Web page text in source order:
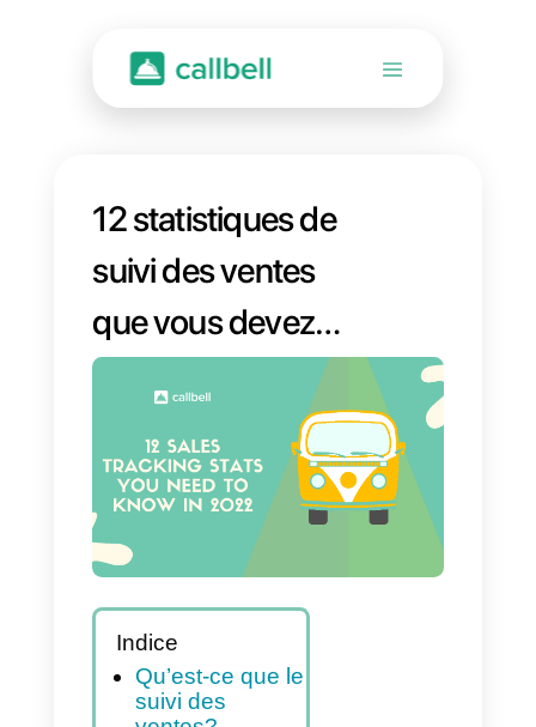
12 statistiques de
suivi des ventes
que vous devez
connaître en 2022